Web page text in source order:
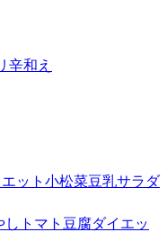
辛和え
ット 小松菜豆乳サラダ
し トマト 豆腐ダイエッ